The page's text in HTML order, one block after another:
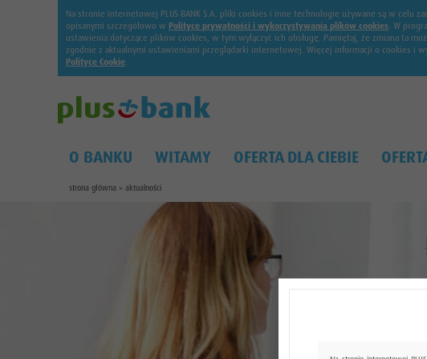
Na stronie internetowej PLUS BANK S.A. pliki cookies i inne technologie używane są w celu
opisanymi szczegółowo w Polityce prywatności i wykorzystywania plików cookies. W
ustawienia dotyczące plików cookies, w tym wyłączyć ich obsługę. Pamiętaj, że zmiana ta
zgodnie z aktualnymi ustawieniami przeglądarki internetowej. Więcej informacji o cookies i
Polityce Cookie.
O BANKU WITAMY OFERTA DLA CIEBIE
strona główna > aktualności